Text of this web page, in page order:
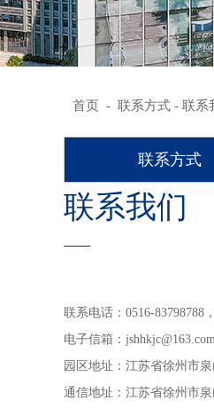
首页 - 联系方式 - 联系
联系方式
联系我们
联系电话：0516-83798788
电子信箱：
园区地址：江苏省徐州市
通信地址：江苏省徐州市